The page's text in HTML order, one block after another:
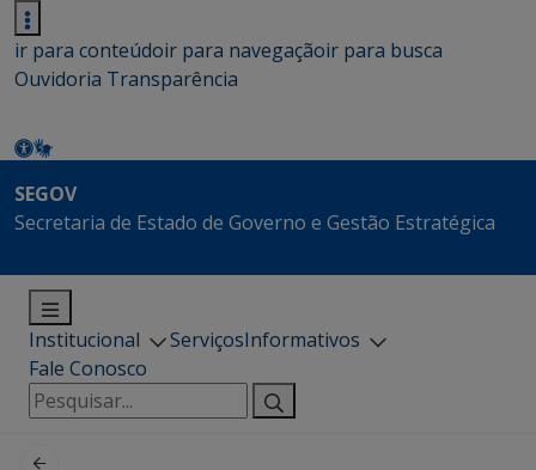
ir para conteúdoir para navegaçãoir para busca
Ouvidoria Transparência
SEGOV
Secretaria de Estado de Governo e Gestão Estratégica
Institucional ServiçosInformativos
Fale Conosco
Pesquisar
por: